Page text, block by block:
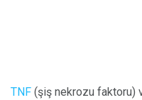
TNF (şiş nekrozu faktoru)